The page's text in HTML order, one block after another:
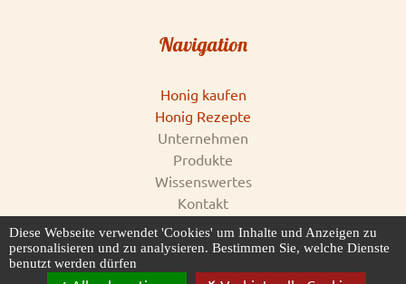
Navigation
Honig kaufen
Honig Rezepte
Unternehmen
Produkte
Wissenswertes
Kontakt
Impressum
AGB & Datenschutz
Honigankauf
Diese Webseite verwendet 'Cookies' um Inhalte und Anzeigen zu
personalisieren und zu analysieren. Bestimmen Sie, welche Dienste
benutzt werden dürfen